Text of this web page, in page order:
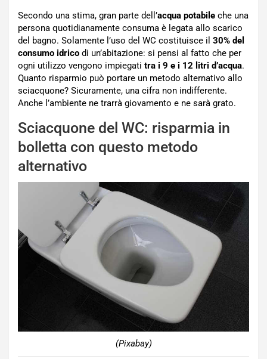
Secondo una stima, gran parte dell’acqua potabile che una
persona quotidianamente consuma è legata allo scarico
del bagno. Solamente l’uso del WC costituisce il 30% del
consumo idrico di un’abitazione: si pensi al fatto che per
ogni utilizzo vengono impiegati tra i 9 e i 12 litri d’acqua.
Quanto risparmio può portare un metodo alternativo allo
sciacquone? Sicuramente, una cifra non indifferente.
Anche l’ambiente ne trarrà giovamento e ne sarà grato.
Sciacquone del WC: risparmia in
bolletta con questo metodo
alternativo
(Pixabay)